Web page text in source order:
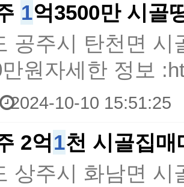
1억3500만 시골
공주시 탄천면
원자세한 정보
2024-10-10 15:51:25
2억1천 시골집
상주시 화남면